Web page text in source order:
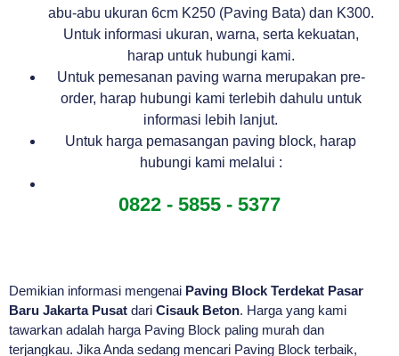
abu-abu ukuran 6cm K250 (Paving Bata) dan K300.
Untuk informasi ukuran, warna, serta kekuatan,
harap untuk hubungi kami.
Untuk pemesanan paving warna merupakan pre-
order, harap hubungi kami terlebih dahulu untuk
informasi lebih lanjut.
Untuk harga pemasangan paving block, harap
hubungi kami melalui :
0822 - 5855 - 5377
Demikian informasi mengenai Paving Block Terdekat Pasar
Baru Jakarta Pusat dari Cisauk Beton. Harga yang kami
tawarkan adalah harga Paving Block paling murah dan
terjangkau. Jika Anda sedang mencari Paving Block terbaik,